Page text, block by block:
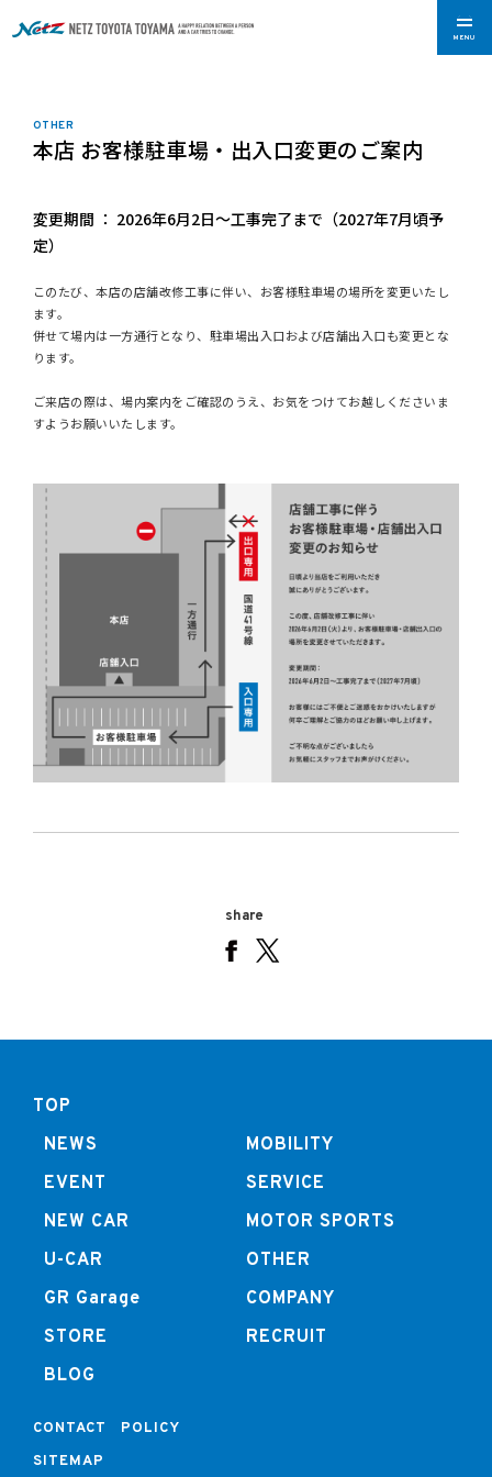
MENU
OTHER
本店 お客様駐車場・出入口変更のご案内
変更期間 ： 2026年6月2日～工事完了まで（2027年7月頃予
定）
このたび、本店の店舗改修工事に伴い、お客様駐車場の場所を変更いたし
ます。
併せて場内は一方通行となり、駐車場出入口および店舗出入口も変更とな
ります。
ご来店の際は、場内案内をご確認のうえ、お気をつけてお越しくださいま
すようお願いいたします。
share
TOP
NEWS
EVENT
NEW CAR
U-CAR
GR Garage
STORE
BLOG
MOBILITY
SERVICE
MOTOR SPORTS
OTHER
COMPANY
RECRUIT
CONTACT
POLICY
SITEMAP